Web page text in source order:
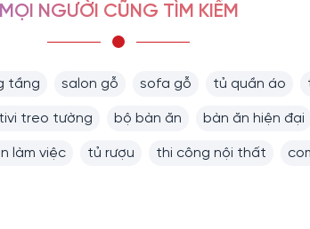
MỌI NGƯỜI CŨNG TÌM KIẾM
tầng salon gỗ sofa gỗ tủ quần áo
treo tường bộ bàn ăn bàn ăn hiện đại
làm việc tủ rượu thi công nội thất